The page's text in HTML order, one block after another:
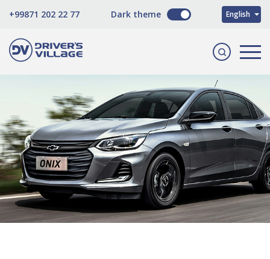
+99871 202 22 77 Dark theme English
O'zbekcha